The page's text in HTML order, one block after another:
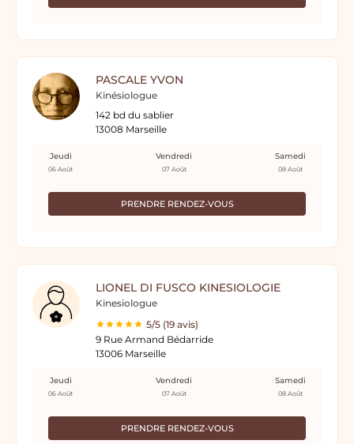
PASCALE YVON
Kinésiologue
142 bd du sablier
13008 Marseille
PRENDRE RENDEZ-VOUS
Jeudi
06 Août
Vendredi
07 Août
Samedi
08 Août
LIONEL DI FUSCO KINESIOLOGIE
Kinesiologue
5/5 (19 avis)
9 Rue Armand Bédarride
13006 Marseille
PRENDRE RENDEZ-VOUS
Jeudi
06 Août
Vendredi
07 Août
Samedi
08 Août